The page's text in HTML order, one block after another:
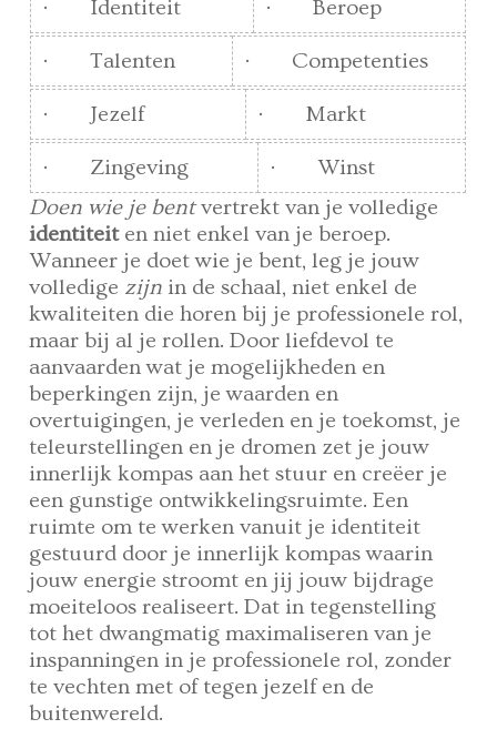
· Identiteit · Beroep
· Talenten · Competenties
· Jezelf · Markt
· Zingeving
· Winst
Doen wie je bentvertrekt van je volledige
identiteiten niet enkel van je beroep.
Wanneer je doet wie je bent, leg je jouw
volledige zijn in de schaal, niet enkel de
kwaliteiten die horen bij je professionele rol,
maar bij al je rollen. Door liefdevol te
aanvaarden wat je mogelijkheden en
beperkingen zijn, je waarden en
overtuigingen, je verleden en je toekomst, je
teleurstellingen en je dromen zet je jouw
innerlijk kompas aan het stuur en creëer je
een gunstige ontwikkelingsruimte. Een
ruimte om te werken vanuit je identiteit
gestuurd door je innerlijk kompas waarin
jouw energie stroomt en jij jouw bijdrage
moeiteloos realiseert. Dat in tegenstelling
tot het dwangmatig maximaliseren van je
inspanningen in je professionele rol, zonder
te vechten met of tegen jezelf en de
buitenwereld.